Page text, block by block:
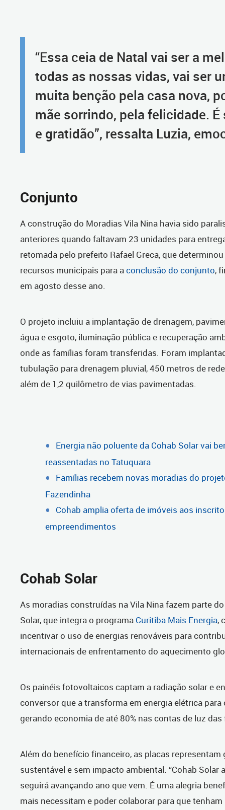
“Essa ceia de Natal vai ser a
todas as nossas vidas, vai ser
muita benção pela casa nova,
mãe sorrindo, pela felicidade.
e gratidão”, ressalta Luzia,
Conjunto
A construção do Moradias Vila Nina havia sido
anteriores quando faltavam 23 unidades para
retomada pelo prefeito Rafael Greca, que
recursos municipais para aconclusão do conjunto,
em agosto desse ano.
O projeto incluiu a implantação de drenagem,
água e esgoto, iluminação pública e recuperação
onde as famílias foram transferidas. Foram
tubulação para drenagem pluvial, 450 metros de
além de 1,2 quilômetro de vias pavimentadas.
Energia não poluente da Cohab Solar vai
reassentadas no Tatuquara
Famílias recebem novas moradias do
Fazendinha
Cohab amplia oferta de imóveis aos
empreendimentos
Cohab Solar
As moradias construídas na Vila Nina fazem parte
Solar, que integra o programa Curitiba Mais Energia,
incentivar o uso de energias renováveis para
internacionais de enfrentamento do aquecimento
Os painéis fotovoltaicos captam a radiação solar e
conversor que a transforma em energia elétrica
gerando economia de até 80% nas contas de luz
Além do benefício financeiro, as placas representam
sustentável e sem impacto ambiental. “Cohab Solar
seguirá avançando ano que vem. É uma alegria
mais necessitam e poder colaborar para que tenham